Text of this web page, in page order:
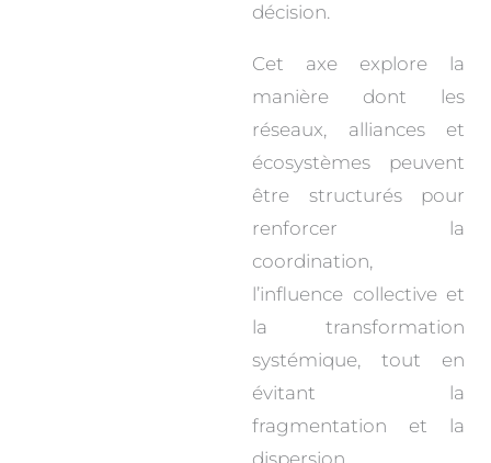
décision.
Cet axe explore la
manière dont les
réseaux, alliances et
écosystèmes peuvent
être structurés pour
renforcer la
coordination,
l’influence collective et
la transformation
systémique, tout en
évitant la
fragmentation et la
dispersion.